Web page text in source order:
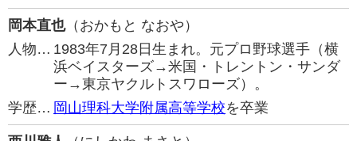
岡本直也（おかもと なおや）
人物… 1983年7月28日生まれ。元プロ野球選手（横
浜ベイスターズ→米国・トレントン・サンダ
ー→東京ヤクルトスワローズ）。
学歴… 岡山理科大学附属高等学校を卒業